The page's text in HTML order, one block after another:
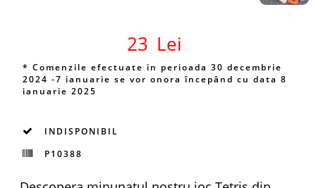
23 Lei
* Comenzile efectuate in perioada 30 decembrie
2024 -7 ianuarie se vor onora începând cu data 8
ianuarie 2025
INDISPONIBIL
P10388